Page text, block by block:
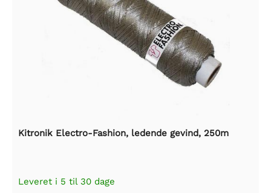
Kitronik Electro-Fashion, ledende gevind, 250m
Leveret i 5 til 30 dage